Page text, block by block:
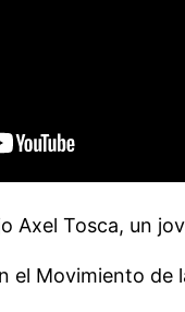
Axel Tosca, un
el Movimiento